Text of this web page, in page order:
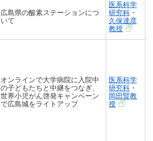
広島県の酸素ステーションにつ
いて
医系科学
研究科 ・
久保達彦
教授
オンラインで大学病院に入院中
の子どもたちと中継をつなぎ、
世界小児がん啓発キャンペーン
で広島城をライトアップ
医系科学
研究科 ・
岡田賢教
授